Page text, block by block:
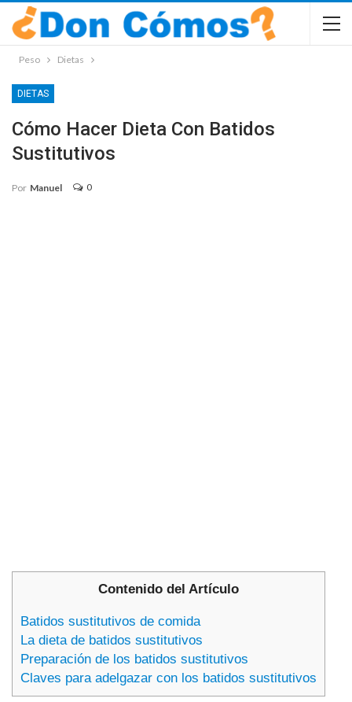
Peso Dietas
DIETAS
Cómo Hacer Dieta Con Batidos
Sustitutivos
Por Manuel 0
Contenido del Artículo
Batidos sustitutivos de comida
La dieta de batidos sustitutivos
Preparación de los batidos sustitutivos
Claves para adelgazar con los batidos sustitutivos